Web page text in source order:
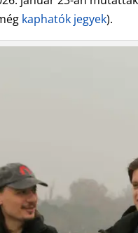
kaphatók jegyek).